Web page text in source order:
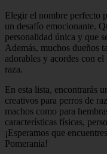
Elegir el nombre perfecto
un desafío emocionante.
personalidad única y que
Además, muchos dueños
adorables y acordes con
raza.
En esta lista, encontrarás
creativos para perros de
machos como para
características físicas,
¡Esperamos que
Pomerania!